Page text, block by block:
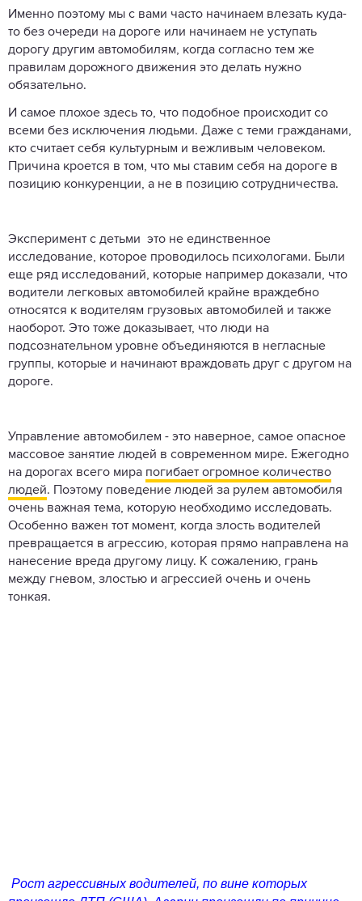
Именно поэтому мы с вами часто начинаем влезать куда-
то без очереди на дороге или начинаем не уступать
дорогу другим автомобилям, когда согласно тем же
правилам дорожного движения это делать нужно
обязательно.
И самое плохое здесь то, что подобное происходит со
всеми без исключения людьми. Даже с теми гражданами,
кто считает себя культурным и вежливым человеком.
Причина кроется в том, что мы ставим себя на дороге в
позицию конкуренции, а не в позицию сотрудничества.
Эксперимент с детьми это не единственное
исследование, которое проводилось психологами. Были
еще ряд исследований, которые например доказали, что
водители легковых автомобилей крайне враждебно
относятся к водителям грузовых автомобилей и также
наоборот. Это тоже доказывает, что люди на
подсознательном уровне объединяются в негласные
группы, которые и начинают враждовать друг с другом на
дороге.
Управление автомобилем - это наверное, самое опасное
массовое занятие людей в современном мире. Ежегодно
на дорогах всего мира погибает огромное количество
людей. Поэтому поведение людей за рулем автомобиля
очень важная тема, которую необходимо исследовать.
Особенно важен тот момент, когда злость водителей
превращается в агрессию, которая прямо направлена на
нанесение вреда другому лицу. К сожалению, грань
между гневом, злостью и агрессией очень и очень
тонкая.
Рост агрессивных водителей, по вине которых